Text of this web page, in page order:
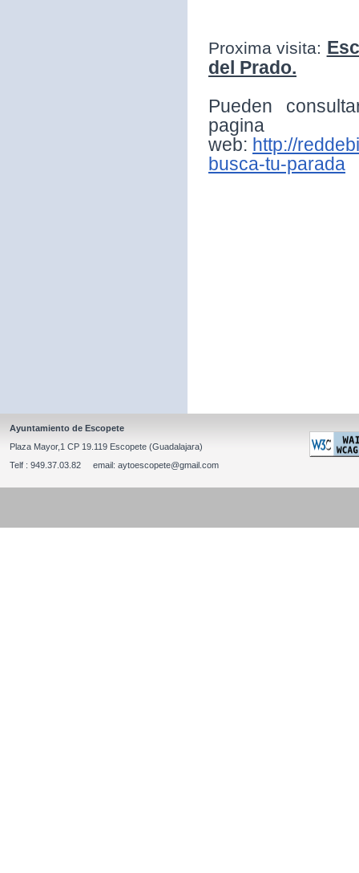
Proxima visita:
del Prado.
Pueden
pagina
web: http://
busca-tu-parada
Ayuntamiento de Escopete
Plaza Mayor,1 CP 19.119 Escopete (Guadalajara)
Telf : 949.37.03.82 email: aytoescopete@gmail.com